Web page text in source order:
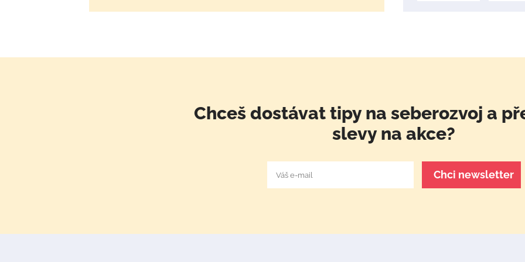
Chceš dostávat tipy na seberozvoj a
slevy na akce?